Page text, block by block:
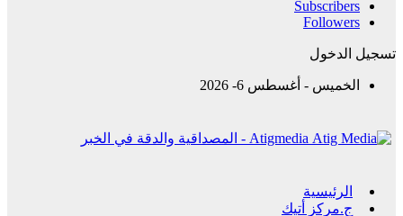
Subscribers
Followers
تسجيل الدخول
الخميس - أغسطس 6- 2026
Atigmedia - المصداقية والدقة في الخبر
الرئيسية
ج.مركز أتيك